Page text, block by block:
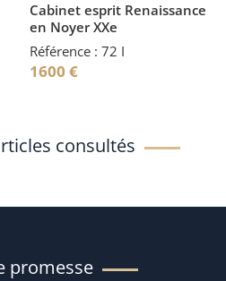
Cabinet esprit Renaissance
en Noyer XXe
Référence : 72 I
1600 €
consultés
promesse